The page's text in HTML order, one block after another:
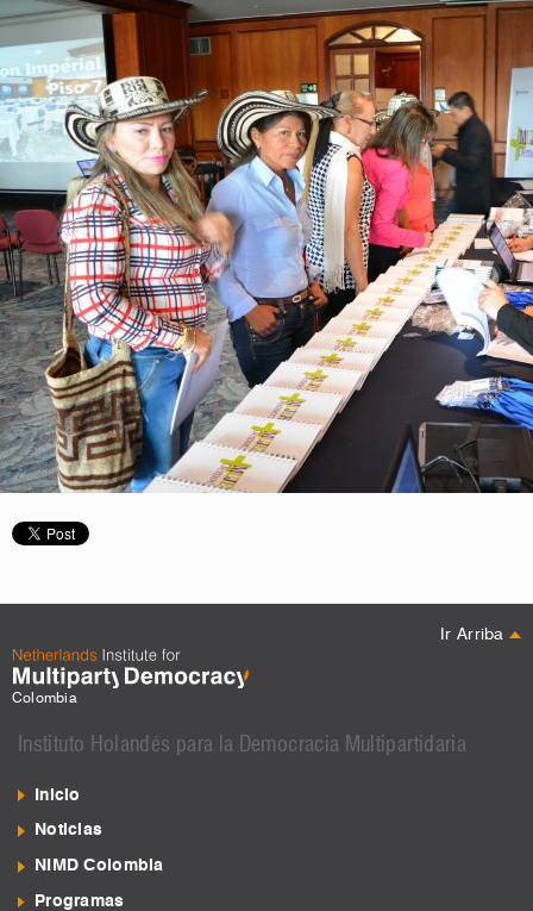
Ir Arriba
Colombia
Instituto Holandés para la Democracia Multipartidaria
Inicio
Noticias
NIMD Colombia
Programas